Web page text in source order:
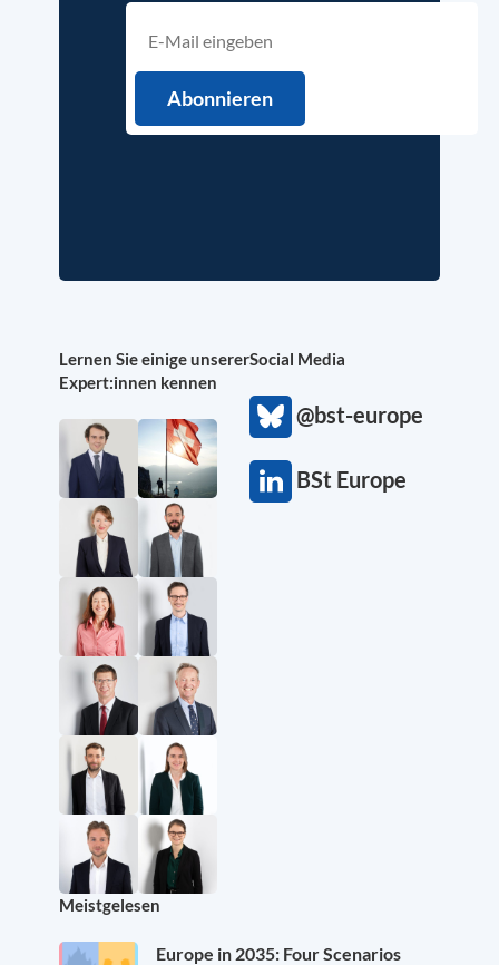
Lernen Sie einige unserer
Expert:innen kennen
Social Media
@bst-europe
BSt Europe
Meistgelesen
Europe in 2035: Four Scenarios